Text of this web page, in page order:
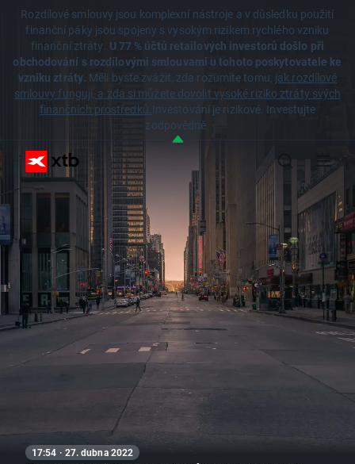
Rozdílové smlouvy jsou komplexní nástroje a v důsledku použití
finanční páky jsou spojeny s vysokým rizikem rychlého vzniku
finanční ztráty. U 77 % účtů retailových investorů došlo při
obchodování s rozdílovými smlouvami u tohoto poskytovatele ke
vzniku ztráty. Měli byste zvážit, zda rozumíte tomu, jak rozdílové
smlouvy fungují, a zda si můžete dovolit vysoké riziko ztráty svých
finančních prostředků.Investování je rizikové. Investujte
zodpovědně.
17:54 · 27. dubna 2022